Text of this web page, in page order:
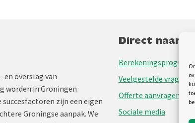
en overslag van
worden in Groningen
zijn een eigen
Groningse aanpak. We
Direct naar
Veelgestelde vragen
Offerte aanvragen
Sociale media